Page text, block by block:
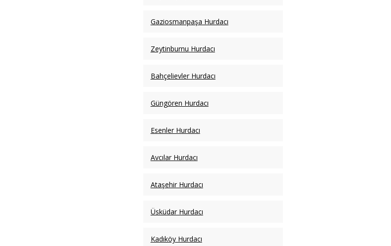
Gaziosmanpaşa Hurdacı
Zeytinburnu Hurdacı
Bahçelievler Hurdacı
Güngören Hurdacı
Esenler Hurdacı
Avcılar Hurdacı
Ataşehir Hurdacı
Üsküdar Hurdacı
Kadıköy Hurdacı